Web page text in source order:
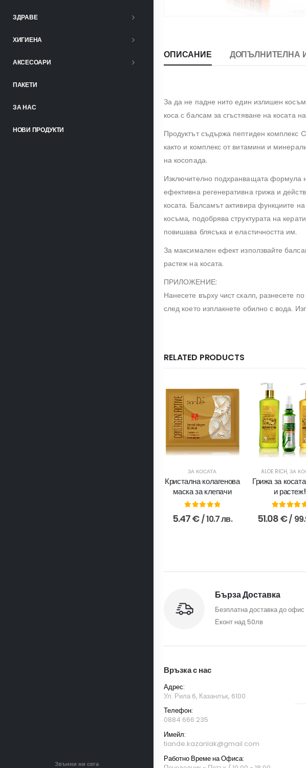
ЗДРАВЕ
ХИГИЕНА
АКСЕСОАРИ
ПАКЕТИ
ЗА НАС
НОВИ ПРОДУКТИ
Звънни ни сега
ОПИСАНИЕ ДОПЪЛНИТЕЛНА
За да не падне нито един излишен
коса с балсам за сгъстяване на косата
Продуктът съдържа пептиден комплекс
както и комплекс от витамини и
на косопада.
Изключително подхранващата
ефективна регенеративна грижа и
косата. Балсамът активира функциите
косъма, подобрява структурата на
повишава блясъка и еластичността им.
За максимален ефект използвайте
растеж на косата.
ПРИЛОЖЕНИЕ:
Нанесете върху чист скалп, разнесете
след което изплакнете обилно с вода.
RELATED PRODUCTS
ЗА КОСАТА
Кристална колагенова
маска за клепачи
out of 5
5.47€/ 10.7 лв.
ALOE RICH, ЗА
Грижа за
и растеж!
5.00 out
51.08€/
Бърза Доставка
Безплатна доставка до офис
Еконт над 50лв
Връзка с нас
Адрес:
Ул. Рила 6, Казанлък, 6100
Телефон:
0884 666 235
Имейл:
tiande.kazanlak@gmail.com
Работно Време на Офиса: